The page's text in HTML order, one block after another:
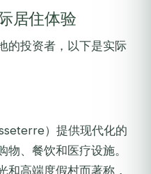
居住体验
的投资者，以下是实际
）提供现代化的
、餐饮和医疗设施。
和高端度假村而著称，